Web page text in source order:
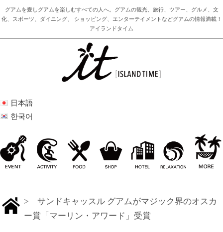
グアムを愛しグアムを楽しむすべての人へ。グアムの観光、旅行、ツアー、グルメ、文
化、スポーツ、ダイニング、 ショッピング、エンターテイメントなどグアムの情報満載！
アイランドタイム
日本語
한국어
> サンドキャッスル グアムがマジック界のオスカ
ー賞「マーリン・アワード」受賞